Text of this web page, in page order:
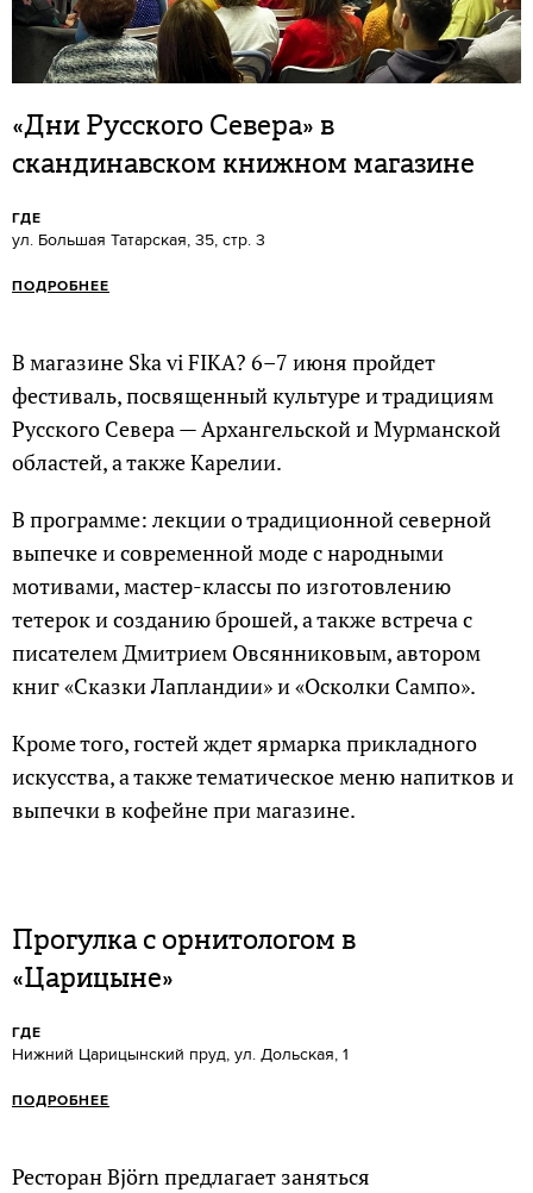
«Дни Русского Севера» в
скандинавском книжном магазине
ГДЕ
ул. Большая Татарская, 35, стр. 3
ПОДРОБНЕЕ
В магазине Ska vi FIKA? 6–7 июня пройдет
фестиваль, посвященный культуре и традициям
Русского Севера — Архангельской и Мурманской
областей, а также Карелии.
В программе: лекции о традиционной северной
выпечке и современной моде с народными
мотивами, мастер-классы по изготовлению
тетерок и созданию брошей, а также встреча с
писателем Дмитрием Овсянниковым, автором
книг «Сказки Лапландии» и «Осколки Сампо».
Кроме того, гостей ждет ярмарка прикладного
искусства, а также тематическое меню напитков и
выпечки в кофейне при магазине.
Прогулка с орнитологом в
«Царицыне»
ГДЕ
Нижний Царицынский пруд, ул. Дольская, 1
ПОДРОБНЕЕ
Ресторан Björn предлагает заняться